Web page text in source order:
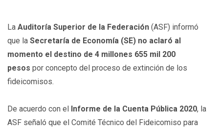
La Auditoría Superior de la Federación (ASF) informó
que la Secretaría de Economía (SE) no aclaró al
momento el destino de 4 millones 655 mil 200
pesos por concepto del proceso de extinción de los
fideicomisos.
De acuerdo con el Informe de la Cuenta Pública 2020, la
ASF señaló que el Comité Técnico del Fideicomiso para